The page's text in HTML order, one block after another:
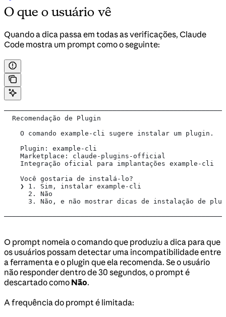
O que o usuário vê
Quando a dica passa em todas as verificações, Claude
Code mostra um prompt como o seguinte:
  Recomendação de Plugin
    O comando example-cli sugere instalar um plugin.
    Plugin: example-cli
    Marketplace: claude-plugins-official
    Integração oficial para implantações example-cli
    Você gostaria de instalá-lo?
    ❯ 1. Sim, instalar example-cli
      2. Não
3. Não, e não mostrar dicas de instalação de
O prompt nomeia o comando que produziu a dica para que
os usuários possam detectar uma incompatibilidade entre
a ferramenta e o plugin que ela recomenda. Se o usuário
não responder dentro de 30 segundos, o prompt é
descartado como Não.
A frequência do prompt é limitada: